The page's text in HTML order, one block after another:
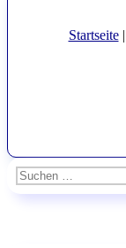
Startseite|
Suchen
nach: